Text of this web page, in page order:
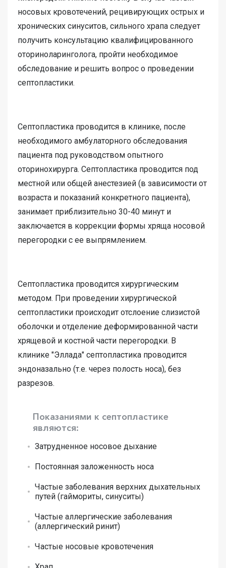
носовых кровотечений, рецивирующих острых и
хронических синуситов, сильного храпа следует
получить консультацию квалифицированного
оториноларинголога, пройти необходимое
обследование и решить вопрос о проведении
септопластики.
Септопластика проводится в клинике, после
необходимого амбулаторного обследования
пациента под руководством опытного
оторинохирурга. Септопластика проводится под
местной или общей анестезией (в зависимости от
возраста и показаний конкретного пациента),
занимает приблизительно 30-40 минут и
заключается в коррекции формы хряща носовой
перегородки с ее выпрямлением.
Септопластика проводится хирургическим
методом. При проведении хирургической
септопластики происходит отслоение слизистой
оболочки и отделение деформированной части
хрящевой и костной части перегородки. В
клинике "Эллада" септопластика проводится
эндоназально (т.е. через полость носа), без
разрезов.
Показаниями к септопластике
являются:
Затрудненное носовое дыхание
Постоянная заложенность носа
Частые заболевания верхних дыхательных
путей (гаймориты, синуситы)
Частые аллергические заболевания
(аллергический ринит)
Частые носовые кровотечения